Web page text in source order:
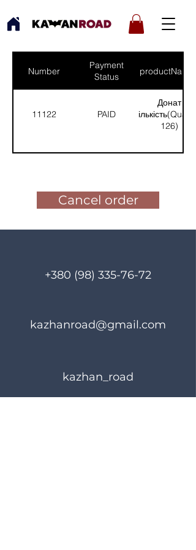
Number
Payment
Status
productNames
11122 PAID
Донат
126)
Cancel order
+380 (98) 335-76-72
kazhanroad@gmail.com
kazhan_road